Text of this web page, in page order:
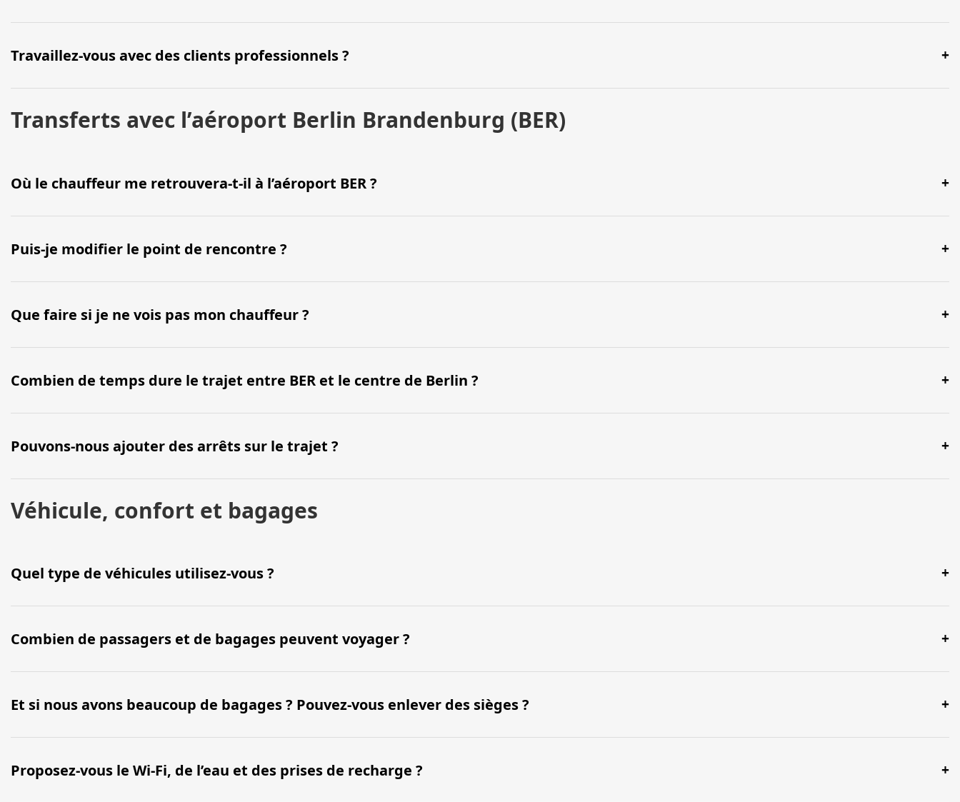
Travaillez-vous avec des clients professionnels ?
Transferts avec l’aéroport Berlin Brandenburg (BER)
Où le chauffeur me retrouvera-t-il à l’aéroport BER ?
Puis-je modifier le point de rencontre ?
Que faire si je ne vois pas mon chauffeur ?
Combien de temps dure le trajet entre BER et le centre de Berlin ?
Pouvons-nous ajouter des arrêts sur le trajet ?
Véhicule, confort et bagages
Quel type de véhicules utilisez-vous ?
Combien de passagers et de bagages peuvent voyager ?
Et si nous avons beaucoup de bagages ? Pouvez-vous enlever des sièges ?
Proposez-vous le Wi-Fi, de l’eau et des prises de recharge ?